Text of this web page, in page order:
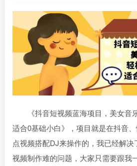
《抖音短视频蓝海项目，美女音
适合0基础小白》，项目就是在抖音
点视频搭配DJ来操作的，我已经解
视频制作难的问题，大家只需要跟我